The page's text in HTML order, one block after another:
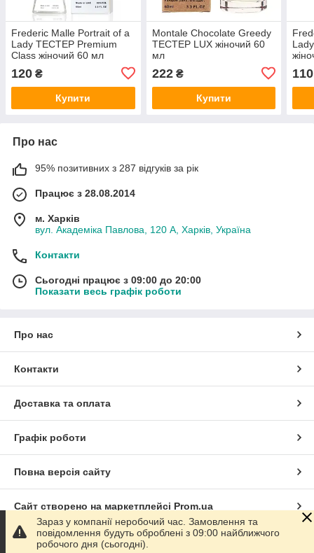
Frederic Malle Portrait of a
Lady ТЕСТЕР Premium
Class жіночий 60 мл
120 ₴
Купити
Montale Chocolate Greedy
ТЕСТЕР LUX жіночий 60
мл
222₴
Купити
110
Про нас
95% позитивних з 287 відгуків за рік
Працює з 28.08.2014
м. Харків
вул. Академіка Павлова, 120 А, Харків, Україна
Контакти
Сьогодні працює з 09:00 до 20:00
Показати весь графік роботи
Про нас
Контакти
Доставка та оплата
Графік роботи
Повна версія сайту
Сайт створено на маркетплейсі Prom.ua
Політика конфіденційності
Зараз у компанії неробочий час. Замовлення та
повідомлення будуть оброблені з 09:00 найближчого
робочого дня (сьогодні).